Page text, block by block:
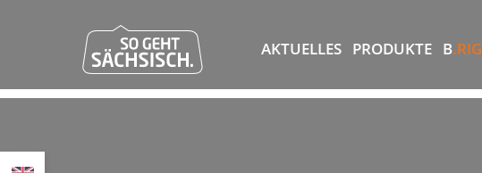
AKTUELLES PRODUKTE B.RIG